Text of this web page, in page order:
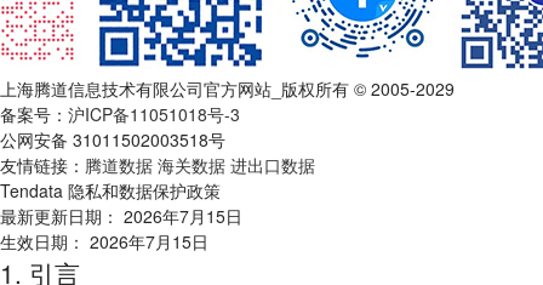
上海腾道信息技术有限公司官方网站_版权所有 © 2005-2029
备案号： 沪ICP备11051018号-3
公网安备 31011502003518号
友情链接： 腾道数据 海关数据 进出口数据
Tendata 隐私和数据保护政策
最新更新日期： 2026年7月15日
生效日期： 2026年7月15日
1. 引言